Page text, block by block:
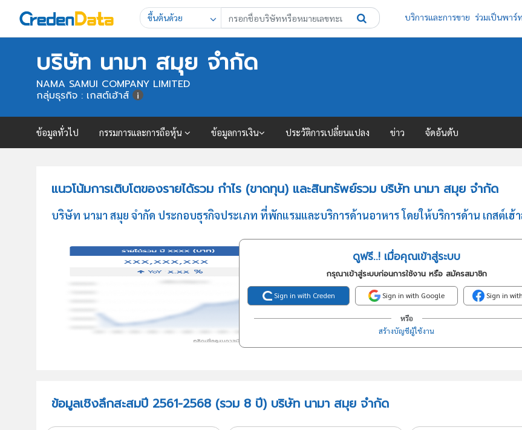
ขึ้นต้นด้วย บริการและการขาย ร่วมเป็นพาร์
บริษัท นามา สมุย จำกัด
NAMA SAMUI COMPANY LIMITED
กลุ่มธุรกิจ : เกสต์เฮ้าส์
ข้อมูลทั่วไป กรรมการและการถือหุ้น ข้อมูลการเงิน ประวัติการเปลี่ยนแปลง ข่าว จัดอันดับ
แนวโน้มการเติบโตของรายได้รวม กำไร (ขาดทุน) และสินทรัพย์รวม บริษัท นามา สมุย จำกัด
บริษัท นามา สมุย จำกัด ประกอบธุรกิจประเภท ที่พักแรมและบริการด้านอาหาร โดยให้บริการด้าน เกสต์เฮ้
ดูฟรี..! เมื่อคุณเข้าสู่ระบบ
กรุณาเข้าสู่ระบบก่อนการใช้งาน หรือ สมัครสมาชิก
Sign in with Creden Sign in with Google Sign in
หรือ
สร้างบัญชีผู้ใช้งาน
ข้อมูลเชิงลึกสะสมปี 2561-2568 (รวม 8 ปี) บริษัท นามา สมุย จำกัด